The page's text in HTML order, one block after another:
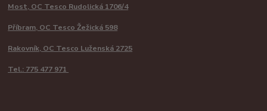
Most, OC Tesco Rudolická 1706/4
Příbram, OC Tesco Žežická 598
Rakovník, OC Tesco Luženská 2725
Tel.: 775 477 971